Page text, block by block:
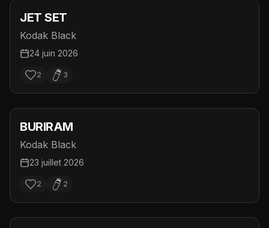
JET SET
Kodak Black
24 juin 2026
2 3
BURIRAM
Kodak Black
23 juillet 2026
2 2